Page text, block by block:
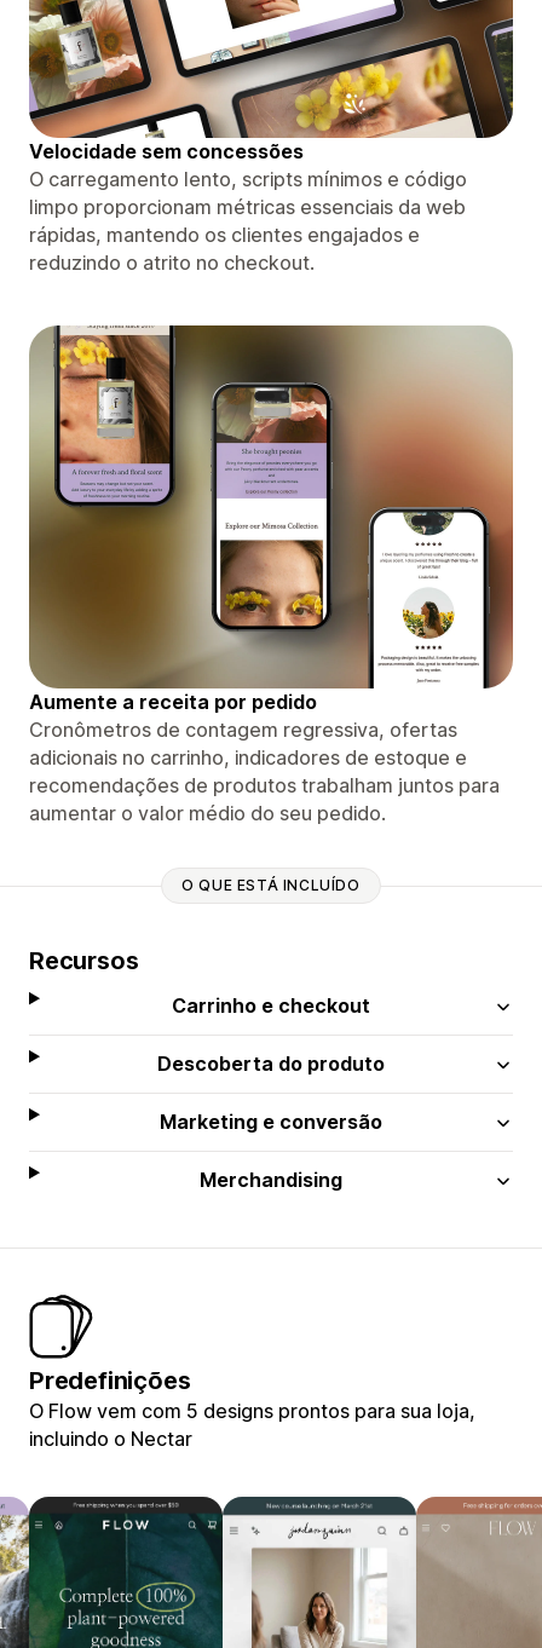
Velocidade sem concessões
O carregamento lento, scripts mínimos e código
limpo proporcionam métricas essenciais da web
rápidas, mantendo os clientes engajados e
reduzindo o atrito no checkout.
Aumente a receita por pedido
Cronômetros de contagem regressiva, ofertas
adicionais no carrinho, indicadores de estoque e
recomendações de produtos trabalham juntos para
aumentar o valor médio do seu pedido.
O QUE ESTÁ INCLUÍDO
Recursos
Carrinho e checkout
Descoberta do produto
Marketing e conversão
Merchandising
Predefinições
O Flow vem com 5 designs prontos para sua loja,
incluindo o Nectar